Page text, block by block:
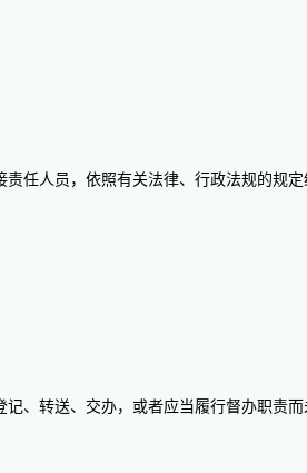
人员，依照有关法律、行政法规的规
转送、交办，或者应当履行督办职责